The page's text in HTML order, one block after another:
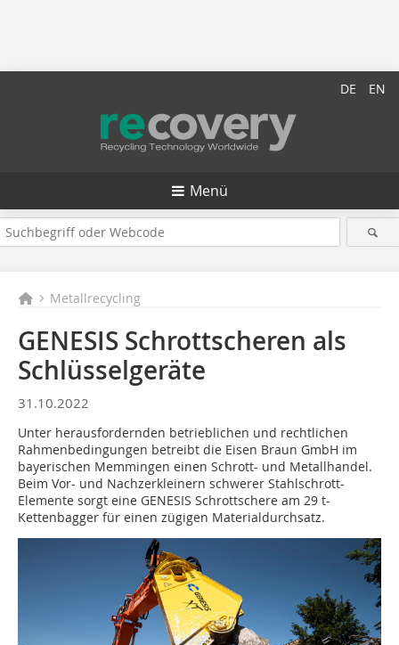
DE EN
Menü
Metallrecycling
GENESIS Schrottscheren als
Schlüsselgeräte
31.10.2022
Unter herausfordernden betrieblichen und rechtlichen
Rahmenbedingungen betreibt die Eisen Braun GmbH im
bayerischen Memmingen einen Schrott- und Metallhandel.
Beim Vor- und Nachzerkleinern schwerer Stahlschrott-
Elemente sorgt eine GENESIS Schrottschere am 29 t-
Kettenbagger für einen zügigen Materialdurchsatz.